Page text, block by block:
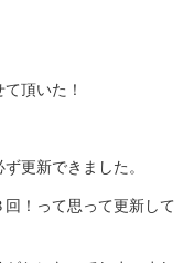
頂いた！
更新できました。
！って思って更新して